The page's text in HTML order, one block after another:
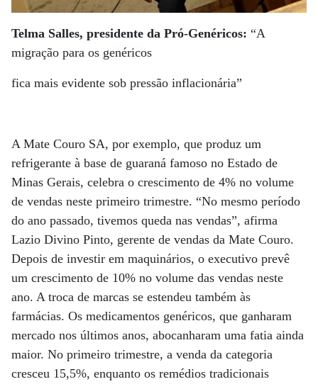
Telma Salles, presidente da Pró-Genéricos: “A
migração para os genéricos
fica mais evidente sob pressão inflacionária”
A Mate Couro SA, por exemplo, que produz um
refrigerante à base de guaraná famoso no Estado de
Minas Gerais, celebra o crescimento de 4% no volume
de vendas neste primeiro trimestre. “No mesmo período
do ano passado, tivemos queda nas vendas”, afirma
Lazio Divino Pinto, gerente de vendas da Mate Couro.
Depois de investir em maquinários, o executivo prevê
um crescimento de 10% no volume das vendas neste
ano. A troca de marcas se estendeu também às
farmácias. Os medicamentos genéricos, que ganharam
mercado nos últimos anos, abocanharam uma fatia ainda
maior. No primeiro trimestre, a venda da categoria
cresceu 15,5%, enquanto os remédios tradicionais